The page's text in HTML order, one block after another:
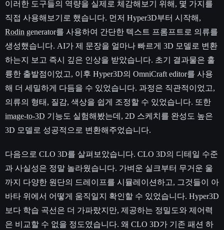
이러한 도구들의 역량을 실제로 체감해보기 위해, 몇 가지를
직접 사용해보기로 했습니다. 먼저 Hyper3D부터 시작해,
Rodin generator를 사용하여 간단한 텍스트 프롬프트로 의류를
생성했습니다. AI가 제 문장을 얼마나 빠르게 3D 모델로 변환
하는지 보고 즉시 깊은 인상을 받았습니다. 초기 결과물은 훌
륭한 출발점이었고, 이후 Hyper3D의 OmniCraft editor를 사용
해 더 세밀하게 다듬을 수 있었습니다. 과정은 직관적이었고,
의류의 형태, 질감, 색상을 쉽게 조정할 수 있었습니다. 또한
image-to-3D 기능도 실험해봤는데, 2D 스케치를 완성도 높은
3D 모델로 성공적으로 변환해주었습니다.
다음으로 CLO 3D를 살펴보았습니다. CLO 3D의 디테일 수준
과 사실성은 정말 놀라웠습니다. 가벼운 실크부터 무거운 울
까지 다양한 원단의 드레이프를 시뮬레이션하고, 그것들이 아
바타 위에서 어떻게 움직일지 확인할 수 있었습니다. Hyper3D
보다 학습 곡선은 더 가파랐지만, 제공하는 정밀도와 제어력
은 비교할 수 없을 정도였습니다. 왜 CLO 3D가 기존 패션 하